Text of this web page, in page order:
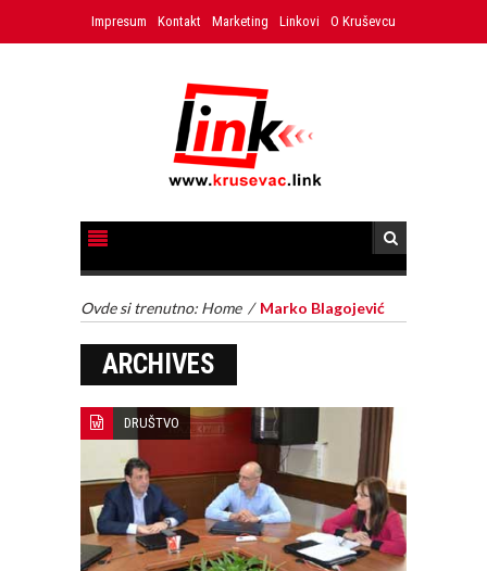
Impresum Kontakt Marketing Linkovi O Kruševcu
Ovde si trenutno: Home / Marko Blagojević
ARCHIVES
DRUŠTVO